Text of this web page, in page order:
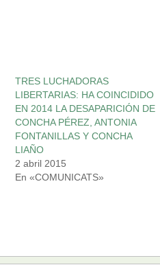
TRES LUCHADORAS
LIBERTARIAS: HA COINCIDIDO
EN 2014 LA DESAPARICIÓN DE
CONCHA PÉREZ, ANTONIA
FONTANILLAS Y CONCHA
LIAÑO
2 abril 2015
En «COMUNICATS»